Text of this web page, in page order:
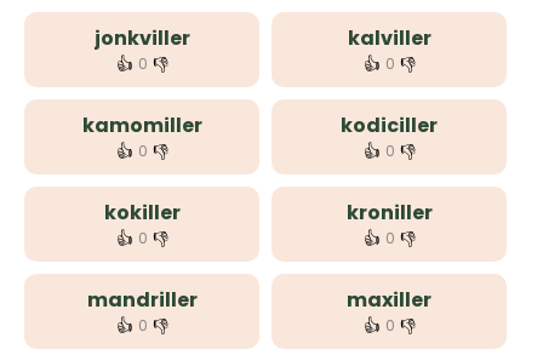
jonkviller
👍 0 👎
kalviller
👍 0 👎
kamomiller
👍 0 👎
kodiciller
👍 0 👎
kokiller
👍 0 👎
kroniller
👍 0 👎
mandriller
👍 0 👎
maxiller
👍 0 👎